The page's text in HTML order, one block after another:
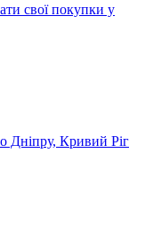
свої покупки у
Дніпру, Кривий Ріг